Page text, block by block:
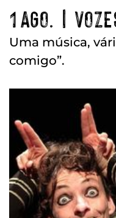
1 AGO. |
Uma música,
comigo”.